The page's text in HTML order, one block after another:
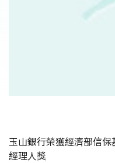
玉山銀行榮獲經濟部信
經理人獎